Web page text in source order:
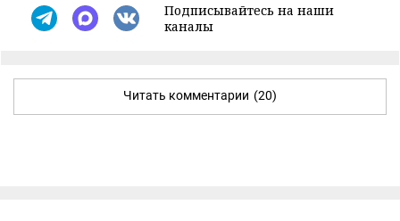
Подписывайтесь на наши
каналы
Читать комментарии (20)